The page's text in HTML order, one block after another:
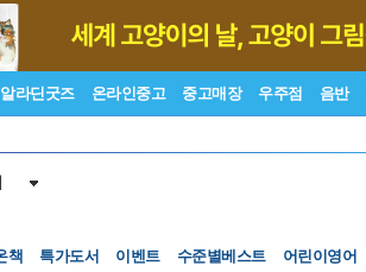
알라딘굿즈 온라인중고 중고매장 우주점 음반
책 특가도서 이벤트
수준별베스트
어린이영어